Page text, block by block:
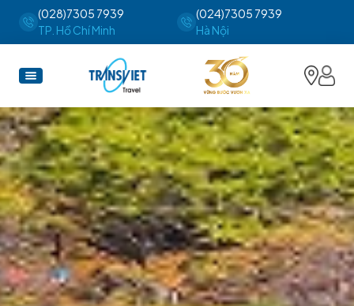
(028)7305 7939
TP. Hồ Chí Minh
(024)7305 7939
Hà Nội